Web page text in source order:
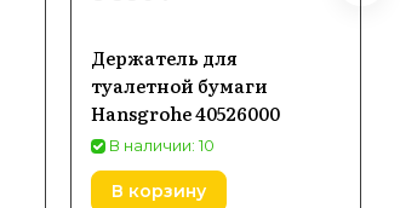
Держатель для
туалетной бумаги
Hansgrohe 40526000
В наличии: 10
В корзину